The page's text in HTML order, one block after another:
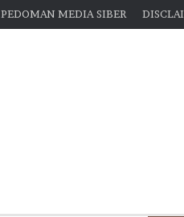
PEDOMAN MEDIA SIBER